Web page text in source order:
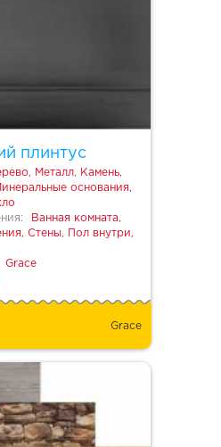
плинтус
Металл, Камень,
основания,
Ванная комната,
Стены, Пол внутри,
Grace
Grace